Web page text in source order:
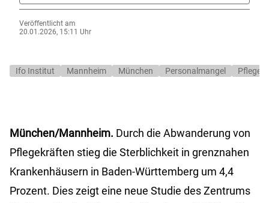
Veröffentlicht am
20.01.2026, 15:11 Uhr
Ifo Institut Mannheim München Personalmangel
München/Mannheim. Durch die Abwanderung von
Pflegekräften stieg die Sterblichkeit in grenznahen
Krankenhäusern in Baden-Württemberg um 4,4
Prozent. Dies zeigt eine neue Studie des Zentrums